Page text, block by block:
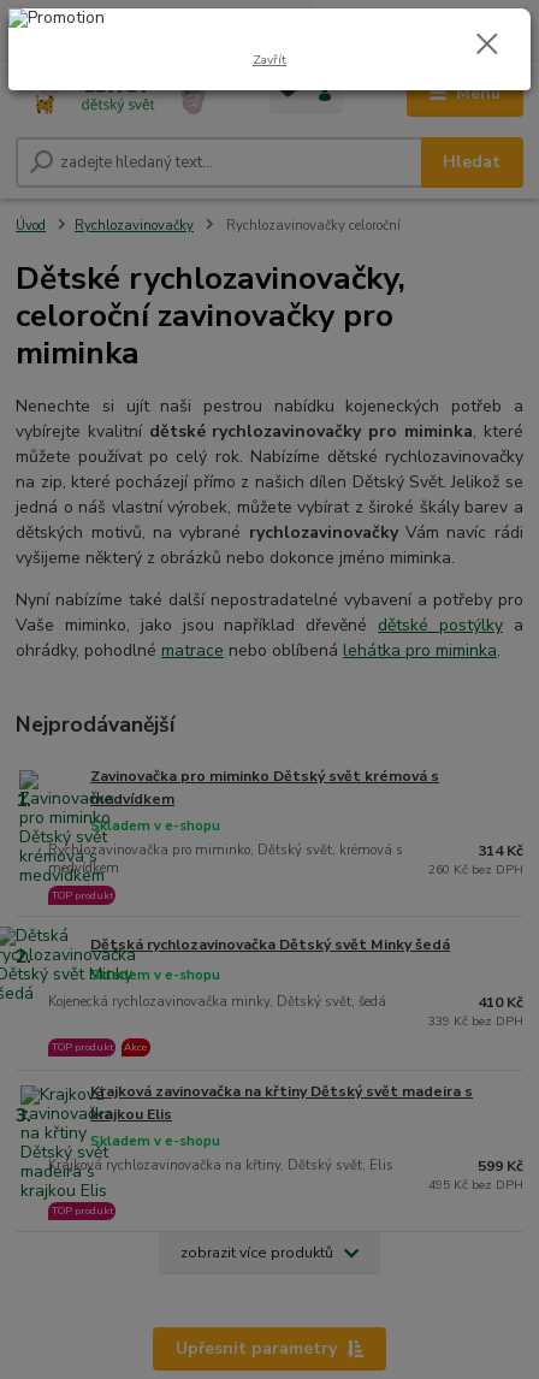
Menu
Hledat
+420 604 278 943 0,00 Kč
Úvod Rychlozavinovačky Rychlozavinovačky celoroční
Dětské rychlozavinovačky,
celoroční zavinovačky pro
miminka
Nenechte si ujít naši pestrou nabídku kojeneckých potřeb a
vybírejte kvalitní dětské rychlozavinovačky pro miminka, které
můžete používat po celý rok. Nabízíme dětské rychlozavinovačky
na zip, které pocházejí přímo z našich dílen Dětský Svět. Jelikož se
jedná o náš vlastní výrobek, můžete vybírat z široké škály barev a
dětských motivů, na vybrané rychlozavinovačkyVám navíc rádi
vyšijeme některý z obrázků nebo dokonce jméno miminka.
Nyní nabízíme také další nepostradatelné vybavení a potřeby pro
Vaše miminko, jako jsou například dřevěné dětské postýlkya
ohrádky, pohodlné matrace nebo oblíbená lehátka pro miminka.
Nejprodávanější
1.
Zavinovačka pro miminko Dětský svět krémová s
medvídkem
Rychlozavinovačka pro miminko, Dětský svět, krémová s
medvídkem
Skladem v e-shopu
TOP produkt
314 Kč
260 Kč bez DPH
2. Dětská rychlozavinovačka Dětský svět Minky šedá
Kojenecká rychlozavinovačka minky, Dětský svět, šedá
Skladem v e-shopu
TOP produkt Akce
410 Kč
339 Kč bez DPH
3.
Krajková zavinovačka na křtiny Dětský svět madeira s
krajkou Elis
Krajková rychlozavinovačka na křtiny, Dětský svět, Elis
Skladem v e-shopu
TOP produkt
599 Kč
495 Kč bez DPH
zobrazit více produktů
Upřesnit parametry
Zavřít